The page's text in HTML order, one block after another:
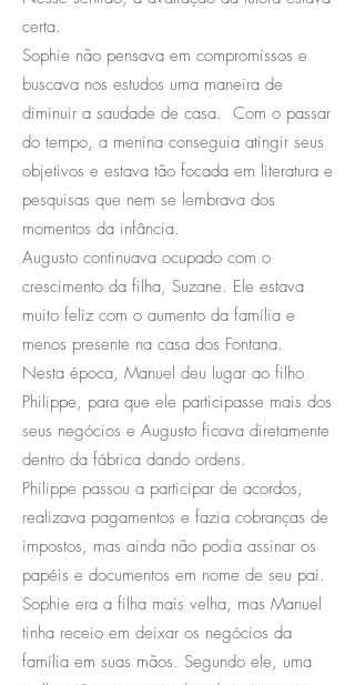
certa.
Sophie não pensava em compromissos e
buscava nos estudos uma maneira de
diminuir a saudade de casa. Com o passar
do tempo, a menina conseguia atingir seus
objetivos e estava tão focada em literatura e
pesquisas que nem se lembrava dos
momentos da infância.
Augusto continuava ocupado com o
crescimento da filha, Suzane. Ele estava
muito feliz com o aumento da família e
menos presente na casa dos Fontana.
Nesta época, Manuel deu lugar ao filho
Philippe, para que ele participasse mais dos
seus negócios e Augusto ficava diretamente
dentro da fábrica dando ordens.
Philippe passou a participar de acordos,
realizava pagamentos e fazia cobranças de
impostos, mas ainda não podia assinar os
papéis e documentos em nome de seu pai.
Sophie era a filha mais velha, mas Manuel
tinha receio em deixar os negócios da
família em suas mãos. Segundo ele, uma